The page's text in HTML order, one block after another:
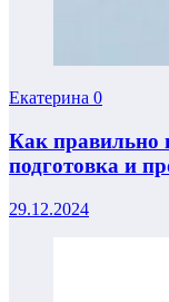
Екатерина 0
Как правильно
подготовка и
29.12.2024